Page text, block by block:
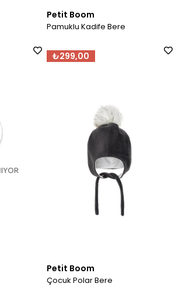
Petit Boom
Pamuklu Kadife Bere
₺299,00
Petit Boom
Çocuk Polar Bere